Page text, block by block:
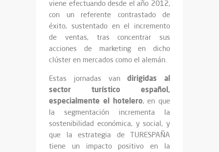
viene efectuando desde el año 2012,
con un referente contrastado de
éxito, sustentado en el incremento
de ventas, tras concentrar sus
acciones de marketing en dicho
clúster en mercados como el alemán.
Estas jornadas vandirigidas al
sector turístico español,
especialmente el hotelero, en que
la segmentación incrementa la
sostenibilidad económica, y social, y
que la estrategia de TURESPAÑA
tiene un impacto positivo en la